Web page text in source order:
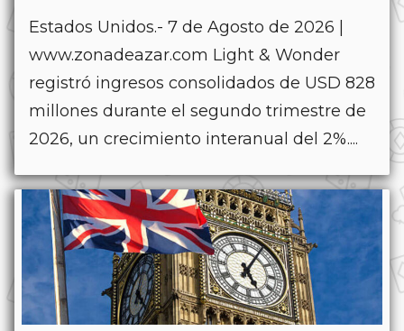
Estados Unidos.- 7 de Agosto de 2026 |
www.zonadeazar.com Light & Wonder
registró ingresos consolidados de USD 828
millones durante el segundo trimestre de
2026, un crecimiento interanual del 2%....